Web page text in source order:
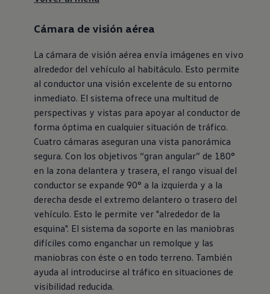
Cámara de visión aérea
La cámara de visión aérea envía imágenes en vivo
alrededor del vehículo al habitáculo. Esto permite
al conductor una visión excelente de su entorno
inmediato. El sistema ofrece una multitud de
perspectivas y vistas para apoyar al conductor de
forma óptima en cualquier situación de tráfico.
Cuatro cámaras aseguran una vista panorámica
segura. Con los objetivos “gran angular” de 180°
en la zona delantera y trasera, el rango visual del
conductor se expande 90° a la izquierda y a la
derecha desde el extremo delantero o trasero del
vehículo. Esto le permite ver "alrededor de la
esquina". El sistema da soporte en las maniobras
difíciles como enganchar un remolque y las
maniobras con éste o en todo terreno. También
ayuda al introducirse al tráfico en situaciones de
visibilidad reducida.